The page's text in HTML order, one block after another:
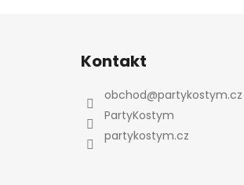
Kontakt
obchod@partykostym.cz
PartyKostym
partykostym.cz